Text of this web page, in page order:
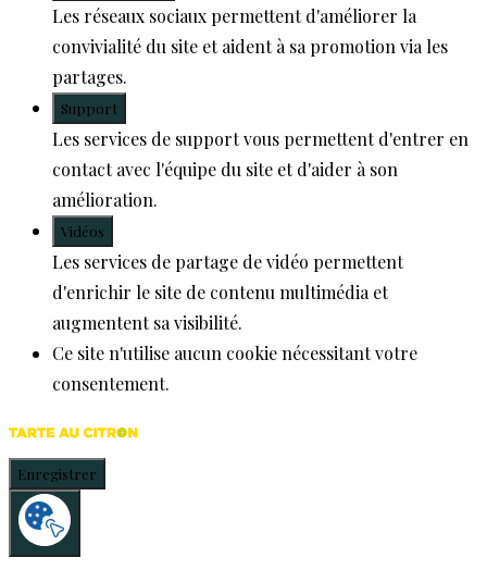
Les réseaux sociaux permettent d'améliorer la
convivialité du site et aident à sa promotion via les
partages.
Support
Les services de support vous permettent d'entrer en
contact avec l'équipe du site et d'aider à son
amélioration.
Vidéos
Les services de partage de vidéo permettent
d'enrichir le site de contenu multimédia et
augmentent sa visibilité.
Ce site n'utilise aucun cookie nécessitant votre
consentement.
Enregistrer